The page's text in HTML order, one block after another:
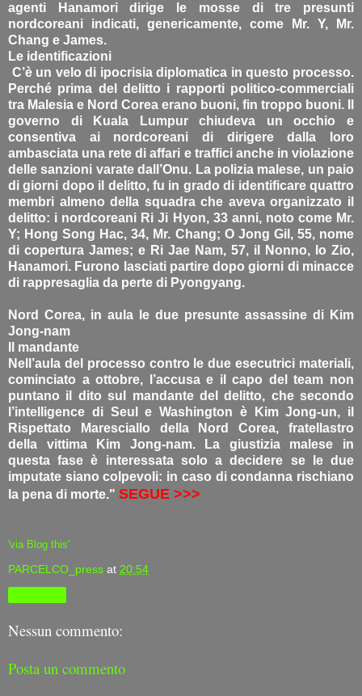
agenti Hanamori dirige le mosse di tre presunti
nordcoreani indicati, genericamente, come Mr. Y, Mr.
Chang e James.
Le identificazioni
C’è un velo di ipocrisia diplomatica in questo processo.
Perché prima del delitto i rapporti politico-commerciali
tra Malesia e Nord Corea erano buoni, fin troppo buoni. Il
governo di Kuala Lumpur chiudeva un occhio e
consentiva ai nordcoreani di dirigere dalla loro
ambasciata una rete di affari e traffici anche in violazione
delle sanzioni varate dall’Onu. La polizia malese, un paio
di giorni dopo il delitto, fu in grado di identificare quattro
membri almeno della squadra che aveva organizzato il
delitto: i nordcoreani Ri Ji Hyon, 33 anni, noto come Mr.
Y; Hong Song Hac, 34, Mr. Chang; O Jong Gil, 55, nome
di copertura James; e Ri Jae Nam, 57, il Nonno, lo Zio,
Hanamori. Furono lasciati partire dopo giorni di minacce
di rappresaglia da perte di Pyongyang.
Nord Corea, in aula le due presunte assassine di Kim
Jong-nam
Il mandante
Nell’aula del processo contro le due esecutrici materiali,
cominciato a ottobre, l’accusa e il capo del team non
puntano il dito sul mandante del delitto, che secondo
l’intelligence di Seul e Washington è Kim Jong-un, il
Rispettato Maresciallo della Nord Corea, fratellastro
della vittima Kim Jong-nam. La giustizia malese in
questa fase è interessata solo a decidere se le due
imputate siano colpevoli: in caso di condanna rischiano
la pena di morte." SEGUE >>>
'via Blog this'
PARCELCO_press at 20:54
Nessun commento:
Posta un commento